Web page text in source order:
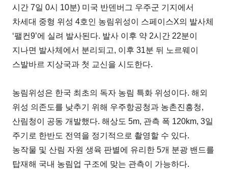
시간 7일 0시 10분) 미국 반덴버그 우주군 기지에서
차세대 중형 위성 4호인 농림위성이 스페이스X의 발사체
‘팰컨9’에 실려 발사된다. 발사 이후 약 2시간 22분이
지나면 발사체에서 분리되고, 이후 31분 뒤 노르웨이
스발바르 지상국과 첫 교신을 시도한다.
농림위성은 한국 최초의 독자 농림 특화 위성이다. 해외
위성 의존도를 낮추기 위해 우주항공청과 농촌진흥청,
산림청이 공동 개발했다. 해상도 5m, 관측 폭 120km, 3일
주기로 한반도 전역을 정기적으로 촬영할 수 있다.
농작물 및 산림 자원 생육 판별에 유리한 5개 분광 밴드를
탑재해 국내 농림업 구조에 맞는 관측이 가능하다.